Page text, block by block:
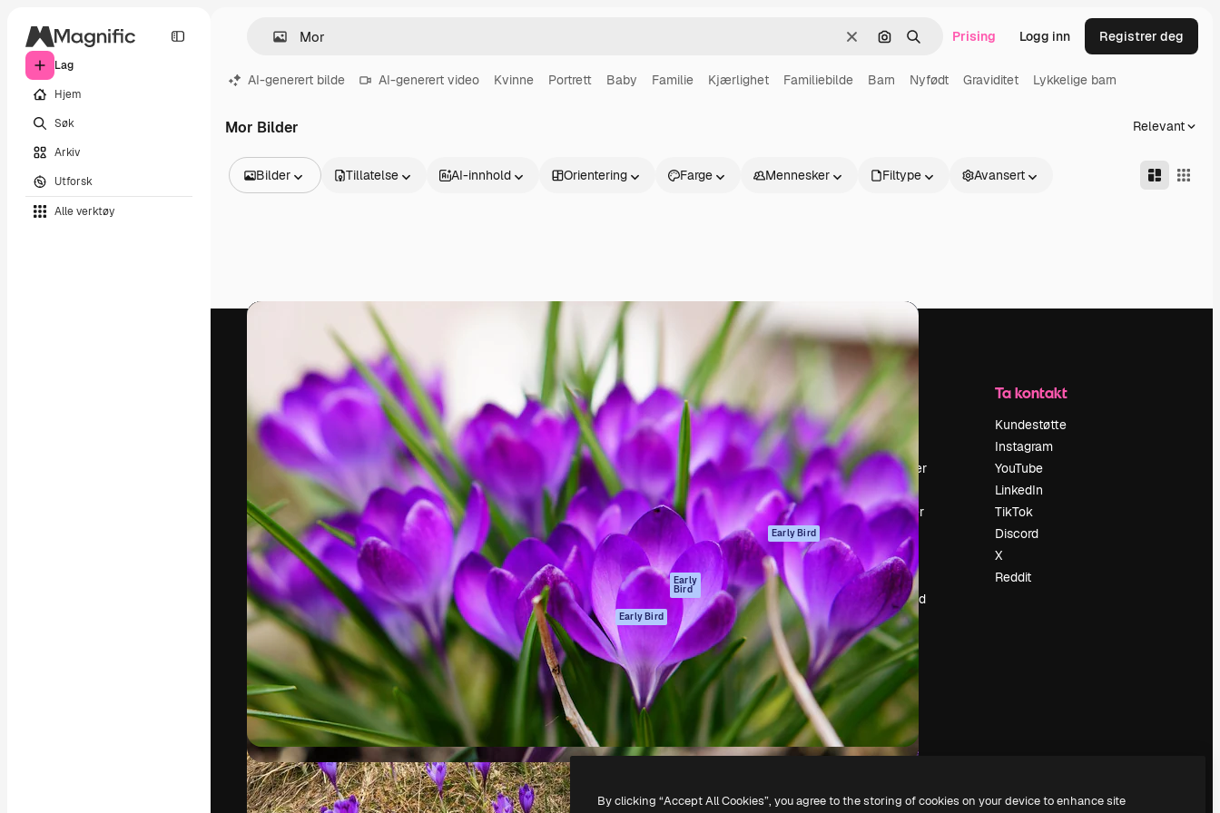
Lag
Hjem
Søk
Arkiv
Utforsk
Alle verktøy
Slett Søk etter bilde
Søk Prising Logg inn Registrer deg
AI-generert bilde AI-generert video Kvinne Portrett Baby Familie Kjærlighet Familiebilde Barn Nyfødt Graviditet Lykkelige barn
Mor Bilder Relevant
Bilder
Videoer
Bevegelsesgrafikk
3D-modeller
Skrifter
Tillatelse AI-innhold Orientering Farge Mennesker Filtype Avansert
Den kreative plattformen for å lede ditt
beste arbeid. Mer enn 1 million abonnenter
blant kreative, selskaper, byråer og studioer.
Norsk bokmål
Produkter
Spaces
AI-assistent
AI Image Generator
AI-videogenerator
AI-
stemmegenerator
Arkivinnhold
MCP for
Claude/ChatGPT
Early
Bird
Agenter Early Bird
API
Mobilapp
Alle Magnific-
verktøy
Kom i gang
Academy
Dokumentasjon
Support
Vilkår for bruk
Personvernerklæring
Originaler Early Bird
Retningslinjer for
informasjonskapsler
Tillitssenter
Affiliates
For bedrifter
Selskap
Prising
Om oss
Anmeldelser
Karrierer
Søketrender
Blogg
Hendelser
Slidesgo
Selg innhold
Presserom
Leter etter
magnific.ai
Ta kontakt
Kundestøtte
Instagram
YouTube
LinkedIn
TikTok
Discord
X
Reddit
Copyright © 2010- Freepik Company S.L.U.Alle rettigheter forbeholdt.
By clicking “Accept All Cookies”, you agree to the storing of cookies on your device to enhance site